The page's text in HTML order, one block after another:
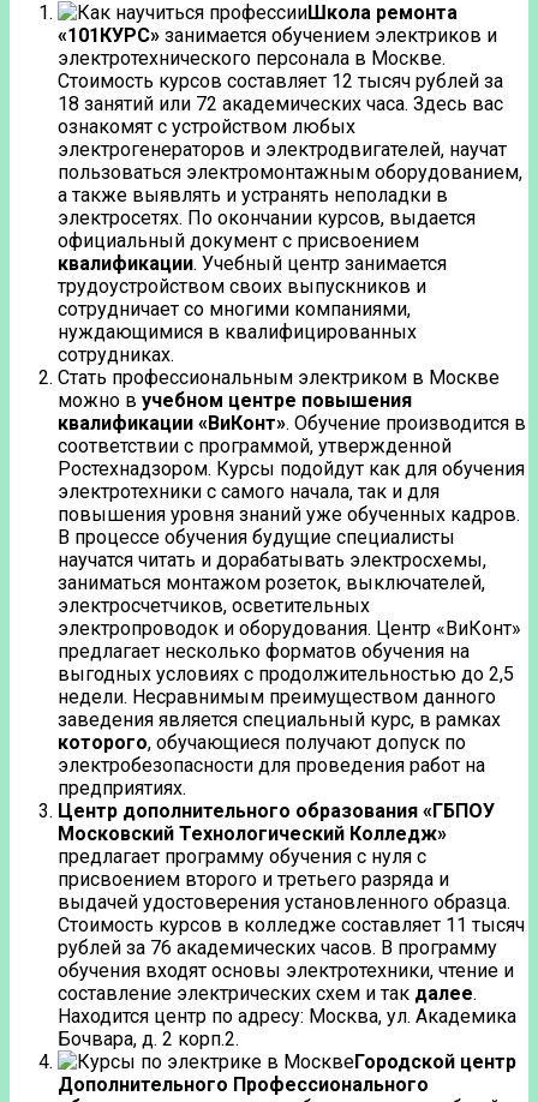
Школа ремонта
«101КУРС» занимается обучением электриков и
электротехнического персонала в Москве.
Стоимость курсов составляет 12 тысяч рублей за
18 занятий или 72 академических часа. Здесь вас
ознакомят с устройством любых
электрогенераторов и электродвигателей, научат
пользоваться электромонтажным оборудованием,
а также выявлять и устранять неполадки в
электросетях. По окончании курсов, выдается
официальный документ с присвоением
квалификации. Учебный центр занимается
трудоустройством своих выпускников и
сотрудничает со многими компаниями,
нуждающимися в квалифицированных
сотрудниках.
Стать профессиональным электриком в Москве
можно в учебном центре повышения
квалификации «ВиКонт». Обучение производится в
соответствии с программой, утвержденной
Ростехнадзором. Курсы подойдут как для обучения
электротехники с самого начала, так и для
повышения уровня знаний уже обученных кадров.
В процессе обучения будущие специалисты
научатся читать и дорабатывать электросхемы,
заниматься монтажом розеток, выключателей,
электросчетчиков, осветительных
электропроводок и оборудования. Центр «ВиКонт»
предлагает несколько форматов обучения на
выгодных условиях с продолжительностью до 2,5
недели. Несравнимым преимуществом данного
заведения является специальный курс, в рамках
которого, обучающиеся получают допуск по
электробезопасности для проведения работ на
предприятиях.
Центр дополнительного образования «ГБПОУ
Московский Технологический Колледж»
предлагает программу обучения с нуля с
присвоением второго и третьего разряда и
выдачей удостоверения установленного образца.
Стоимость курсов в колледже составляет 11 тысяч
рублей за 76 академических часов. В программу
обучения входят основы электротехники, чтение и
составление электрических схем и так далее.
Находится центр по адресу: Москва, ул. Академика
Бочвара, д. 2 корп.2.
Городской центр
Дополнительного Профессионального